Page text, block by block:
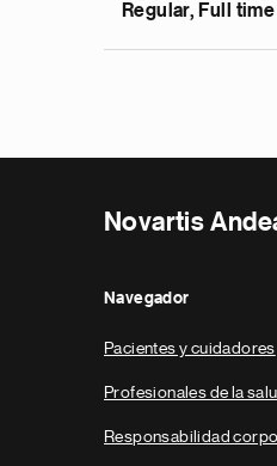
Regular, Full time
Novartis
Navegador
Pacientes y cuidadores
Profesionales de la
Responsabilidad